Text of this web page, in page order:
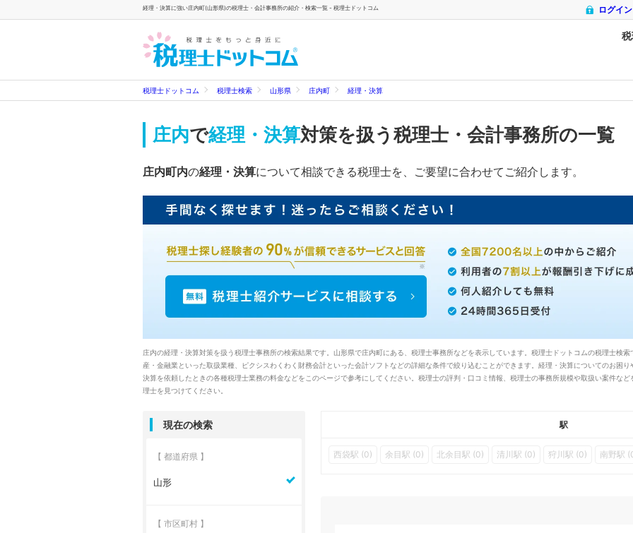
経理・決算に強い庄内町(山形県)の税理士・会計事務所の紹介・検索一覧 - 税理士ドットコム ログイン
税理士ドットコム 税理士検索 山形県 庄内町 経理・決算
庄内で経理・決算対策を扱う税理士・会計事務所の一覧
庄内町内の経理・決算について相談できる税理士を、ご要望に合わせてご紹介します。
庄内の経理・決算対策を扱う税理士事務所の検索結果です。山形県で庄内町にある、税理士事務所などを表示しています。税理士ドットコムの税理士検
産・金融業といった取扱業種、ピクシスわくわく財務会計といった会計ソフトなどの詳細な条件で絞り込むことができます。経理・決算についてのお困
決算を依頼したときの各種税理士業務の料金などをこのページで参考にしてください。税理士の評判・口コミ情報、税理士の事務所規模や取扱い案件な
理士を見つけてください。
駅
西袋駅 (0) 余目駅 (0) 北余目駅 (0) 清川駅 (0) 狩川駅 (0) 南野駅
現在の検索
【 都道府県 】
山形
【 市区町村 】